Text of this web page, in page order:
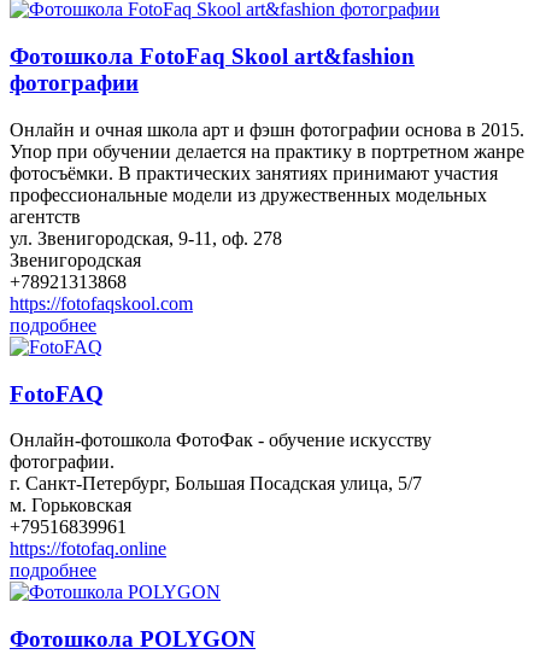
Фотошкола FotoFaq Skool art&fashion
фотографии
Онлайн и очная школа арт и фэшн фотографии основа в 2015.
Упор при обучении делается на практику в портретном жанре
фотосъёмки. В практических занятиях принимают участия
профессиональные модели из дружественных модельных
агентств
ул. Звенигородская, 9-11, оф. 278
Звенигородская
+78921313868
https://fotofaqskool.com
подробнее
FotoFAQ
Онлайн-фотошкола ФотоФак - обучение искусству
фотографии.
г. Санкт-Петербург, Большая Посадская улица, 5/7
м. Горьковская
+79516839961
https://fotofaq.online
подробнее
Фотошкола POLYGON